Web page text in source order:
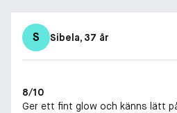
S Sibela, 37 år
8/10
Ger ett fint glow och känns lätt